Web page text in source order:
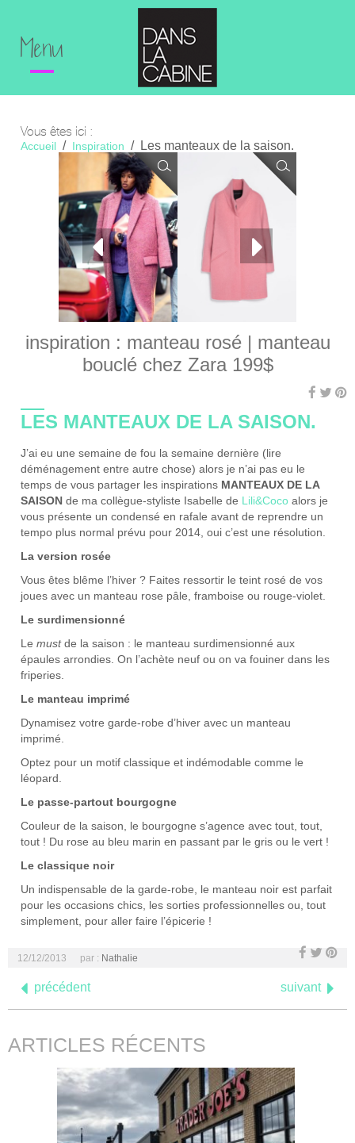
Menu
Vous êtes ici :
Accueil Inspiration Les manteaux de la saison.
inspiration : manteau rosé | manteau
bouclé chez Zara 199$
LES MANTEAUX DE LA SAISON.
J’ai eu une semaine de fou la semaine dernière (lire
déménagement entre autre chose) alors je n’ai pas eu le
temps de vous partager les inspirations MANTEAUX DE LA
SAISON de ma collègue-styliste Isabelle de Lili&Coco alors je
vous présente un condensé en rafale avant de reprendre un
tempo plus normal prévu pour 2014, oui c’est une résolution.
La version rosée
Vous êtes blême l’hiver ? Faites ressortir le teint rosé de vos
joues avec un manteau rose pâle, framboise ou rouge-violet.
Le surdimensionné
Le mustde la saison : le manteau surdimensionné aux
épaules arrondies. On l’achète neuf ou on va fouiner dans les
friperies.
Le manteau imprimé
Dynamisez votre garde-robe d’hiver avec un manteau
imprimé.
Optez pour un motif classique et indémodable comme le
léopard.
Le passe-partout bourgogne
Couleur de la saison, le bourgogne s’agence avec tout, tout,
tout ! Du rose au bleu marin en passant par le gris ou le vert !
Le classique noir
Un indispensable de la garde-robe, le manteau noir est parfait
pour les occasions chics, les sorties professionnelles ou, tout
simplement, pour aller faire l’épicerie !
12/12/2013 par : Nathalie
précédent suivant
ARTICLES RÉCENTS